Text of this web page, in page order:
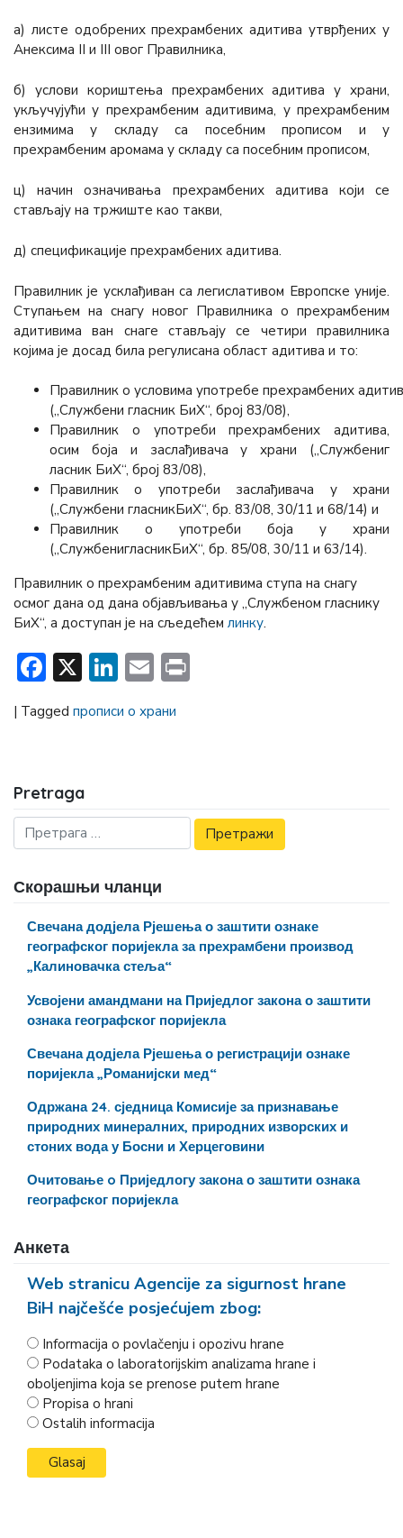
а) листе одобрених прехрамбених адитива утврђених у
Анексима II и III овог Правилника,
б) услови кориштења прехрамбених адитива у храни,
укључујући у прехрамбеним адитивима, у прехрамбеним
ензимима у складу са посебним прописом и у
прехрамбеним аромама у складу са посебним прописом,
ц) начин означивања прехрамбених адитива који се
стављају на тржиште као такви,
д) спецификације прехрамбених адитива.
Правилник је усклађиван са легислативом Европске уније.
Ступањем на снагу новог Правилника о прехрамбеним
адитивима ван снаге стављају се четири правилника
којима је досад била регулисана област адитива и то:
Правилник о условима употребе прехрамбених
(„Службени гласник БиХ“, број 83/08),
Правилник о употреби прехрамбених адитива,
осим боја и заслађивача у храни („Службениг
ласник БиХ“, број 83/08),
Правилник о употреби заслађивача у храни
(„Службени гласникБиХ“, бр. 83/08, 30/11 и 68/14) и
Правилник о употреби боја у храни
(„СлужбенигласникБиХ“, бр. 85/08, 30/11 и 63/14).
Правилник о прехрамбеним адитивима ступа на снагу
осмог дана од дана објављивања у „Службеном гласнику
БиХ“, а доступан је на сљедећем линку.
Facebook
X LinkedIn
Email
| Tagged прописи о храни
Pretraga
Скорашњи чланци
Свечана додјела Рјешења о заштити ознаке
географског поријекла за прехрамбени производ
„Калиновачка стеља“
Усвојени амандмани на Приједлог закона о заштити
ознака географског поријекла
Свечана додјела Рјешења о регистрацији ознаке
поријекла „Романијски мед“
Одржана 24. сједница Комисије за признавање
природних минералних, природних изворских и
стоних вода у Босни и Херцеговини
Очитовање o Приједлогу закона о заштити ознака
географског поријекла
Анкета
Web stranicu Agencije za sigurnost hrane
BiH najčešće posjećujem zbog:
Informacija o povlačenju i opozivu hrane
Podataka o laboratorijskim analizama hrane i
oboljenjima koja se prenose putem hrane
Propisa o hrani
Ostalih informacija